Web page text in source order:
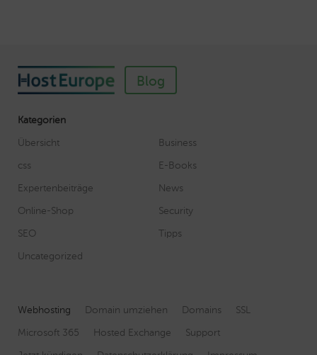
Blog
Kategorien
Übersicht
Business
css
E-Books
Expertenbeiträge
News
Online-Shop
Security
SEO
Tipps
Uncategorized
Webhosting Domain umziehen Domains
SSL
Microsoft 365
Hosted Exchange
Support